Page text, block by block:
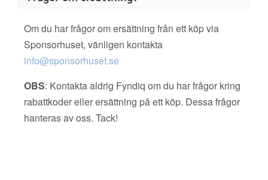
Om du har frågor om ersättning från ett köp via
Sponsorhuset, vänligen kontakta
info@sponsorhuset.se
OBS: Kontakta aldrig Fyndiq om du har frågor kring
rabattkoder eller ersättning på ett köp. Dessa frågor
hanteras av oss. Tack!